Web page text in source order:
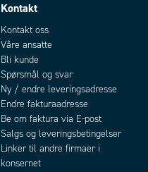
Kontakt
Kontakt oss
Våre ansatte
Bli kunde
Spørsmål og svar
Ny / endre leveringsadresse
Endre fakturaadresse
Be om faktura via E-post
Salgs og leveringsbetingelser
Linker til andre firmaer i
konsernet